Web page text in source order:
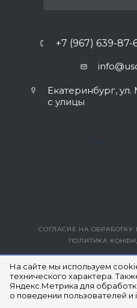
На сайте мы используем
технического характера.
Яндекс.Метрика для
о поведении пользователей и
+7 (967) 639-87-
Екатеринбург,
с улицы
>
ВЕРСИЯ
СОГЛАСИЕ НА
ПОЛИТИКА
© 2014- 2026